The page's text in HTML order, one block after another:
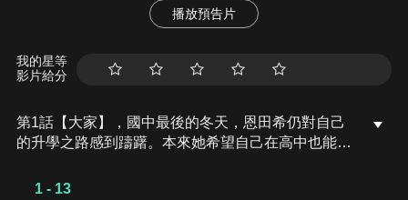
播放預告片
我的星等
影片給分
第1話【大家】，國中最後的冬天，恩田希仍對自己
的升學之路感到躊躇。本來她希望自己在高中也能在
定加入通稱「蕨菜」的蕨青南高中女子足球社。入社
1 - 13